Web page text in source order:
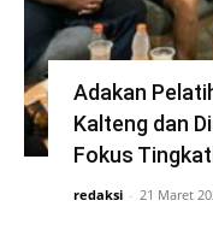
Adakan
Kalteng dan
Fokus
redaksi - 21 Maret